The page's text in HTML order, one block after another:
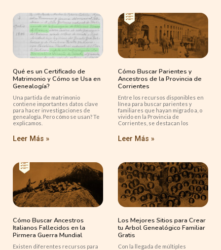
Qué es un Certificado de
Matrimonio y Cómo se Usa en
Genealogía?
Una partida de matrimonio
contiene importantes datos clave
para hacer investigaciones de
genealogía. Pero cómo se usan? Te
explicamos.
Leer Más »
Cómo Buscar Parientes y
Ancestros de la Provincia de
Corrientes
Entre los recursos disponibles en
línea para buscar parientes y
familiares que hayan migrado a, o
vivido en la Provincia de
Corrientes, se destacan los
Leer Más »
Cómo Buscar Ancestros
Italianos Fallecidos en la
Pirmera Guerra Mundial
Existen diferentes recursos para
Los Mejores Sitios para Crear
tu Arbol Genealógico Familiar
Gratis
Con la llegada de múltiples